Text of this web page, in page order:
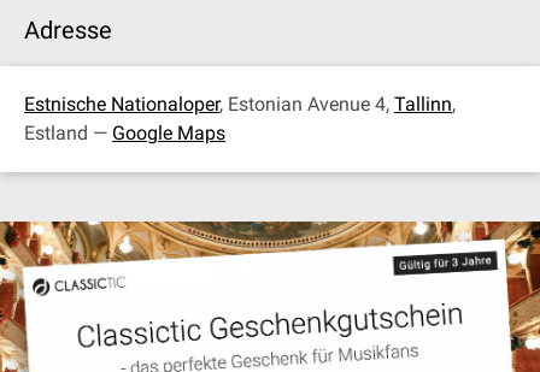
Adresse
Estnische Nationaloper, Estonian Avenue 4, Tallinn,
Estland — Google Maps